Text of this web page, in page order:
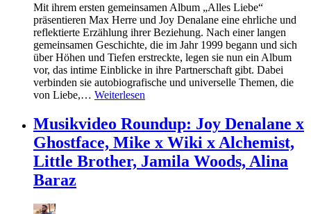
Mit ihrem ersten gemeinsamen Album „Alles Liebe“
präsentieren Max Herre und Joy Denalane eine ehrliche und
reflektierte Erzählung ihrer Beziehung. Nach einer langen
gemeinsamen Geschichte, die im Jahr 1999 begann und sich
über Höhen und Tiefen erstreckte, legen sie nun ein Album
vor, das intime Einblicke in ihre Partnerschaft gibt. Dabei
verbinden sie autobiografische und universelle Themen, die
von Liebe,… Weiterlesen
Musikvideo Roundup: Joy Denalane x
Ghostface, Mike x Wiki x Alchemist,
Little Brother, Jamila Woods, Alina
Baraz